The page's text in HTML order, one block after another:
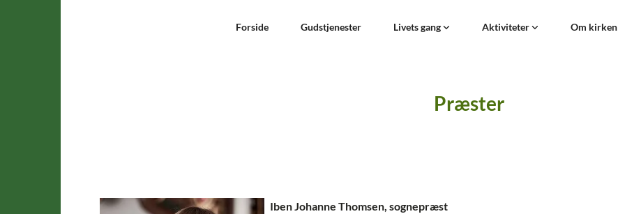
Forside Gudstjenester Livets gang Aktiviteter Om kirken
Præster
Iben Johanne Thomsen, sognepræst